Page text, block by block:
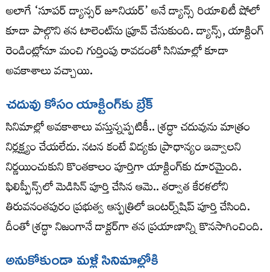
అలాగే ‘సూపర్ డ్యాన్సర్ జూనియర్’ అనే డ్యాన్స్ రియాలిటీ షోలో
కూడా పాల్గొని తన టాలెంట్‌ను ప్రూవ్ చేసుకుంది. డ్యాన్స్, యాక్టింగ్
రెండింట్లోనూ మంచి గుర్తింపు రావడంతో సినిమాల్లో కూడా
అవకాశాలు వచ్చాయి.
చదువు కోసం యాక్టింగ్‌కు బ్రేక్
సినిమాల్లో అవకాశాలు వస్తున్నప్పటికీ.. శ్రద్ధా చదువును మాత్రం
నిర్లక్ష్యం చేయలేదు. నటన కంటే విద్యకు ప్రాధాన్యం ఇవ్వాలని
నిర్ణయించుకుని కొంతకాలం పూర్తిగా యాక్టింగ్‌కు దూరమైంది.
ఫిలిప్పీన్స్‌లో మెడిసిన్ పూర్తి చేసిన ఆమె.. తర్వాత కేరళలోని
తిరువనంతపురం ప్రభుత్వ ఆస్పత్రిలో ఇంటర్న్‌షిప్ పూర్తి చేసింది.
దీంతో శ్రద్ధా నిజంగానే డాక్టర్‌గా తన ప్రయాణాన్ని కొనసాగించింది.
అనుకోకుండా మళ్లీ సినిమాల్లోకి